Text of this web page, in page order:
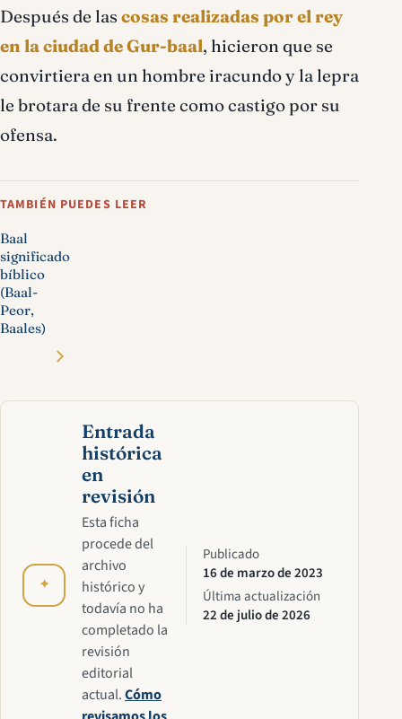
Después de las cosas realizadas por el rey
en la ciudad de Gur-baal, hicieron que se
convirtiera en un hombre iracundo y la lepra
le brotara de su frente como castigo por su
ofensa.
TAMBIÉN PUEDES LEER
Baal
significado
bíblico
(Baal-
Peor,
Baales)
✦
Entrada
histórica
en
revisión
Esta ficha
procede del
archivo
histórico y
todavía no ha
completado la
revisión
editorial
actual.Cómo
Publicado
16 de marzo de 2023
Última actualización
22 de julio de 2026